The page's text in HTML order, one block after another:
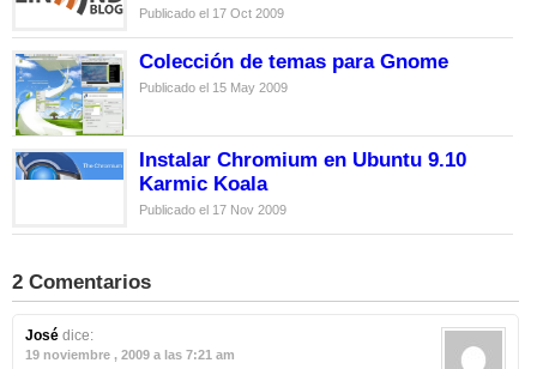
Publicado el 17 Oct 2009
Colección de temas para Gnome
Publicado el 15 May 2009
Instalar Chromium en Ubuntu 9.10
Karmic Koala
Publicado el 17 Nov 2009
2 Comentarios
José dice:
19 noviembre , 2009 a las 7:21 am